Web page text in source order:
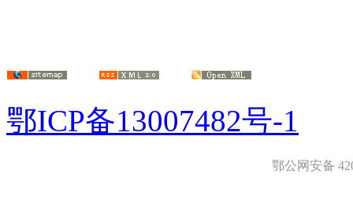
鄂ICP备13007482号-1
鄂公网安备